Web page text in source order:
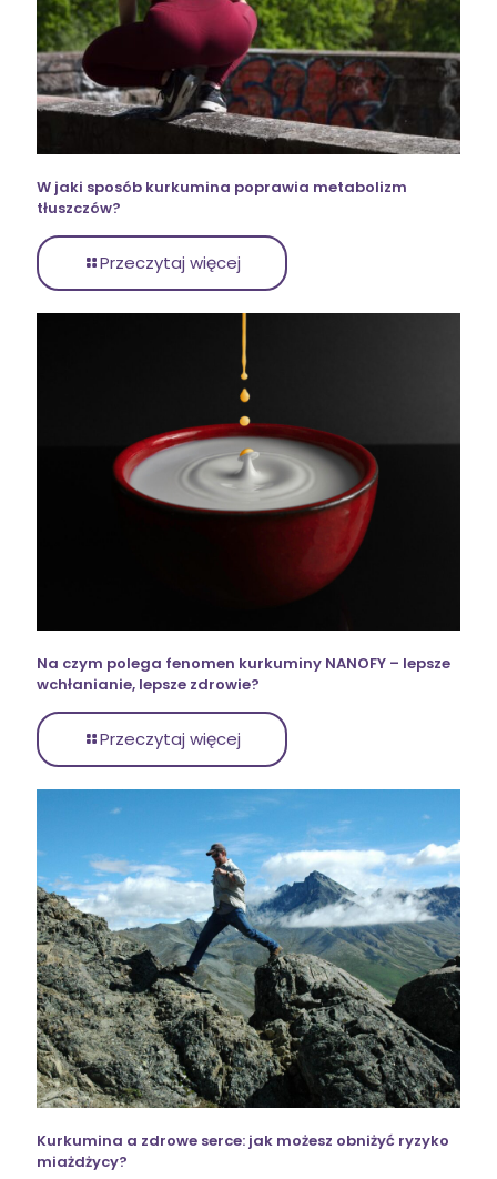
W jaki sposób kurkumina poprawia metabolizm
tłuszczów?
Przeczytaj więcej
Na czym polega fenomen kurkuminy NANOFY – lepsze
wchłanianie, lepsze zdrowie?
Przeczytaj więcej
Kurkumina a zdrowe serce: jak możesz obniżyć ryzyko
miażdżycy?